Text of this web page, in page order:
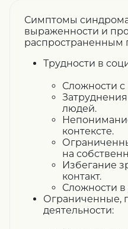
Симптомы синдрома
выраженности и
распространенным
Трудности в
Сложности
людей.
контексте.
на
Избегание
контакт.
Сложности
Ограниченные,
деятельности: